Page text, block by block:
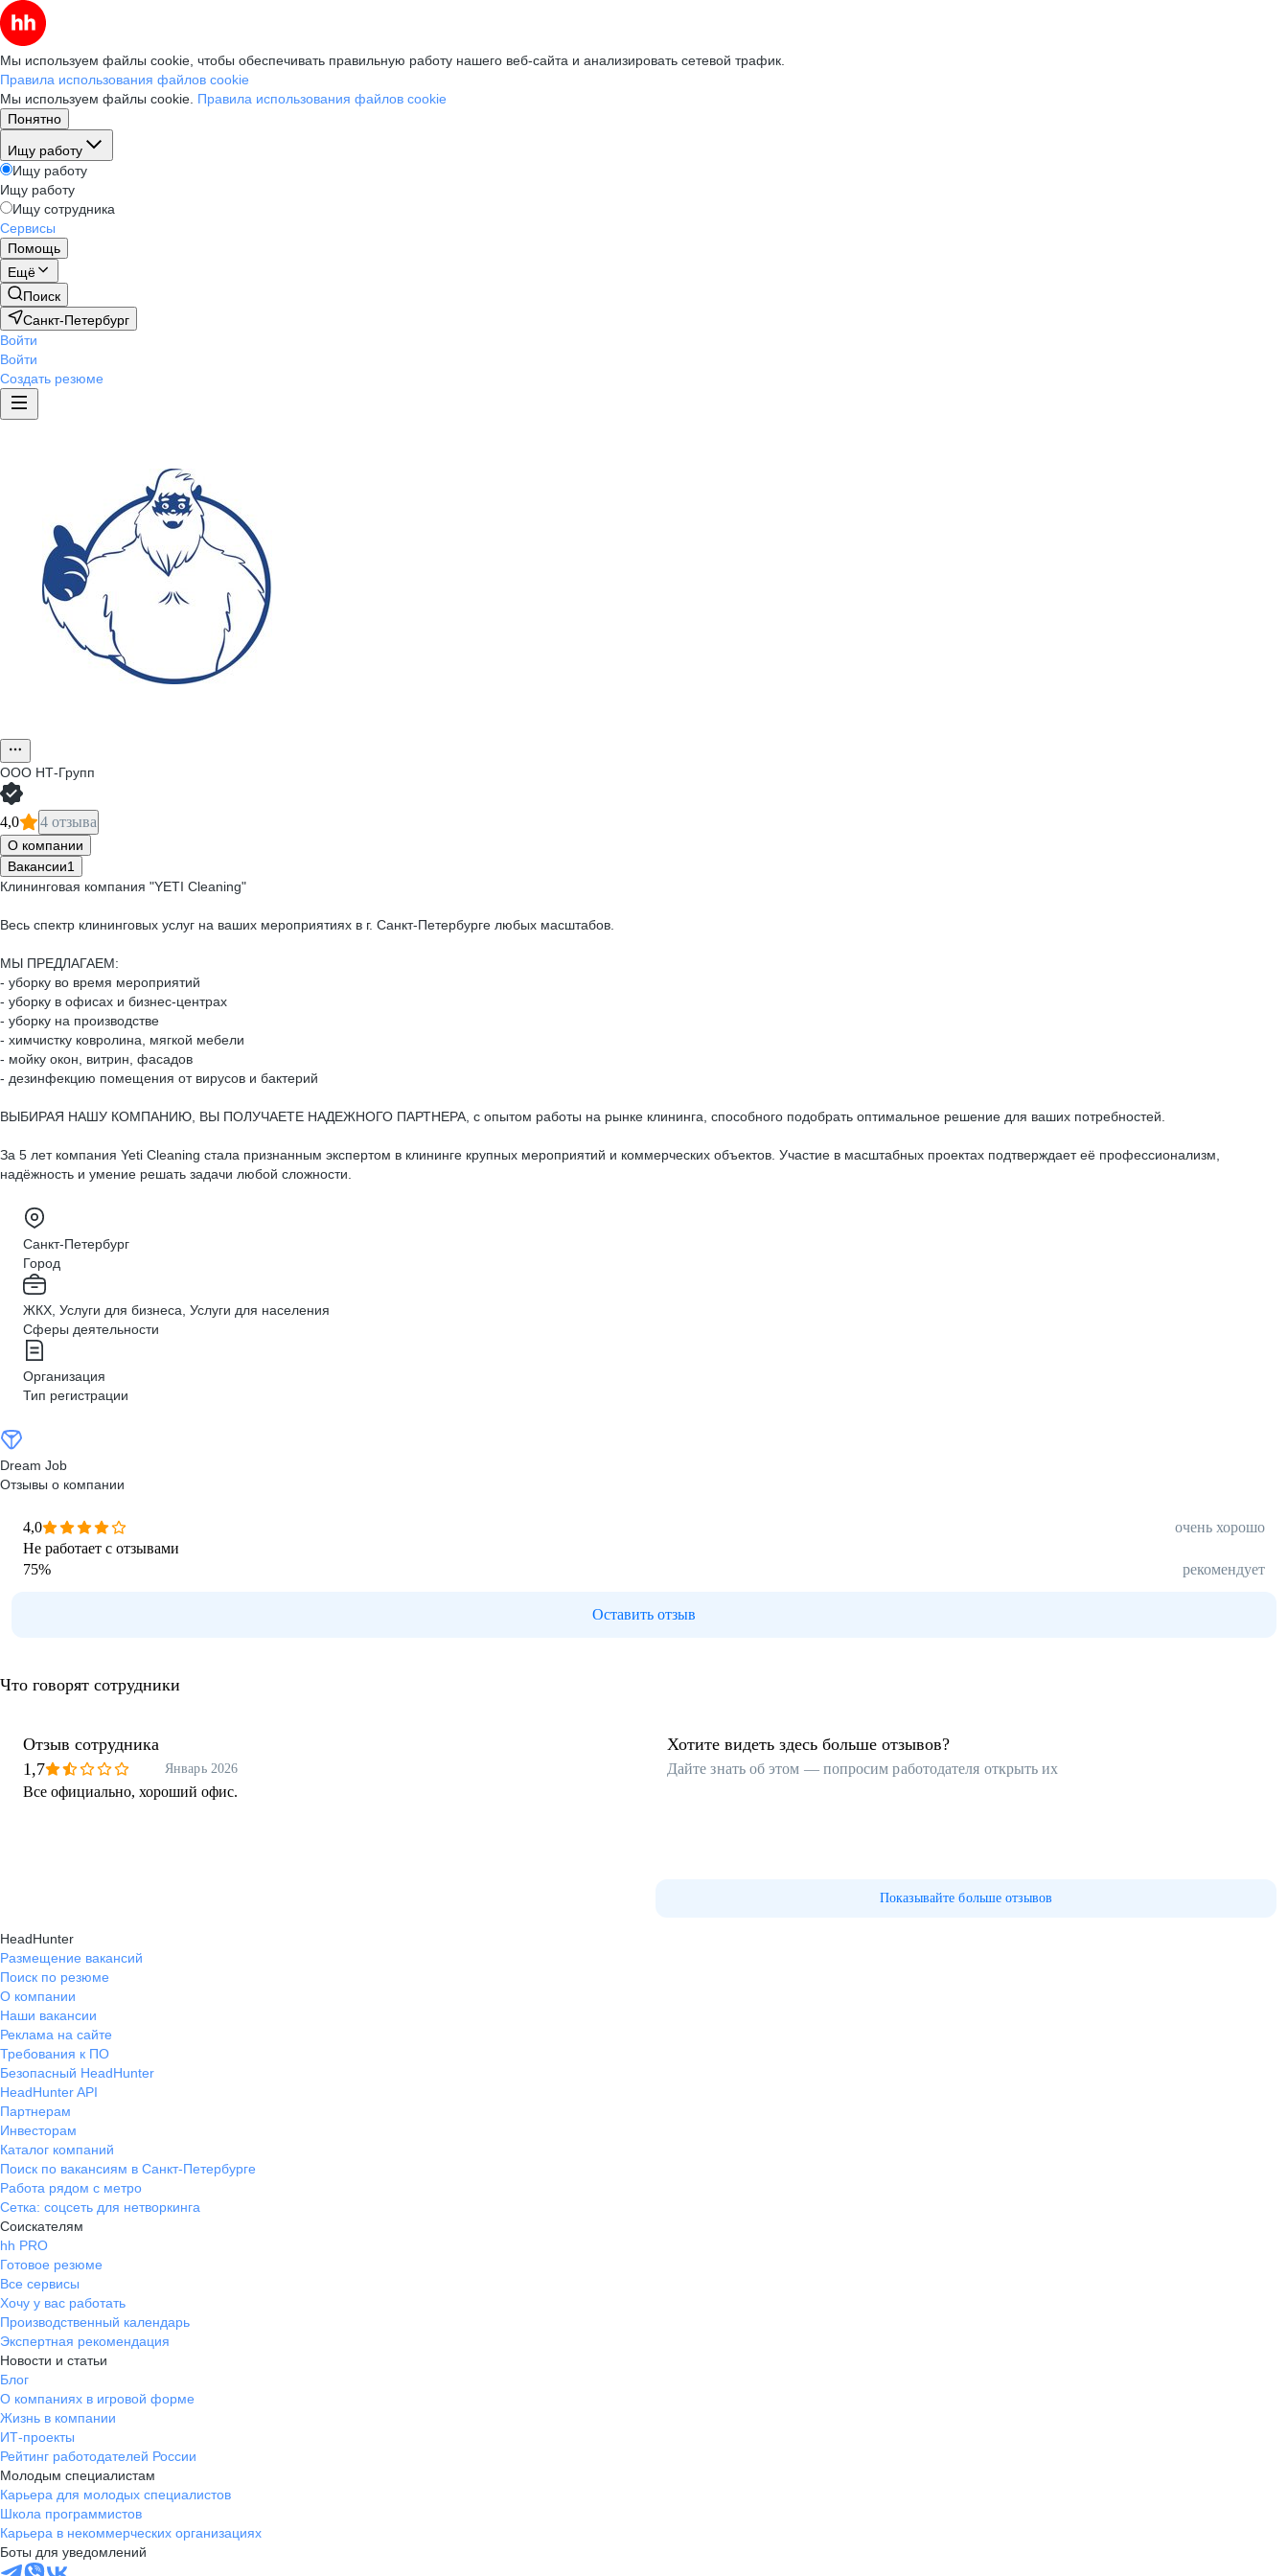
Мы используем файлы cookie, чтобы обеспечивать правильную работу нашего веб-сайта и анализировать сетевой трафик.
Правила использования файлов cookie
Мы используем файлы cookie. Правила использования файлов cookie
Понятно
Ищу работу
Ищу работу
Ищу работу
Ищу сотрудника
Сервисы
Помощь
Ещё
Поиск
Санкт-Петербург
Войти
Войти
Создать резюме
ООО НТ-Групп
4,0 4 отзыва
О компании
Вакансии1
Клининговая компания "YETI Cleaning"
Весь спектр клининговых услуг на ваших мероприятиях в г. Санкт-Петербурге любых масштабов.
МЫ ПРЕДЛАГАЕМ:
- уборку во время мероприятий
- уборку в офисах и бизнес-центрах
- уборку на производстве
- химчистку ковролина, мягкой мебели
- мойку окон, витрин, фасадов
- дезинфекцию помещения от вирусов и бактерий
ВЫБИРАЯ НАШУ КОМПАНИЮ, ВЫ ПОЛУЧАЕТЕ НАДЕЖНОГО ПАРТНЕРА, с опытом работы на рынке клининга, способного подобрать оптимальное решение для ваших потребностей.
За 5 лет компания Yeti Cleaning стала признанным экспертом в клининге крупных мероприятий и коммерческих объектов. Участие в масштабных проектах подтверждает её профессионализм,
надёжность и умение решать задачи любой сложности.
Санкт-Петербург
Город
ЖКХ, Услуги для бизнеса, Услуги для населения
Сферы деятельности
Организация
Тип регистрации
Dream Job
Отзывы о компании
4,0
очень хорошо
Не работает с отзывами
75% рекомендует
Оставить отзыв
Что говорят сотрудники
Отзыв сотрудника
1,7
Январь 2026
Все официально, хороший офис.
Хотите видеть здесь больше отзывов?
Дайте знать об этом — попросим работодателя открыть их
Показывайте больше отзывов
HeadHunter
Размещение вакансий
Поиск по резюме
О компании
Наши вакансии
Реклама на сайте
Требования к ПО
Безопасный HeadHunter
HeadHunter API
Партнерам
Инвесторам
Каталог компаний
Поиск по вакансиям в Санкт-Петербурге
Работа рядом с метро
Сетка: соцсеть для нетворкинга
Соискателям
hh PRO
Готовое резюме
Все сервисы
Хочу у вас работать
Производственный календарь
Экспертная рекомендация
Новости и статьи
Блог
О компаниях в игровой форме
Жизнь в компании
ИТ-проекты
Рейтинг работодателей России
Молодым специалистам
Карьера для молодых специалистов
Школа программистов
Карьера в некоммерческих организациях
Боты для уведомлений